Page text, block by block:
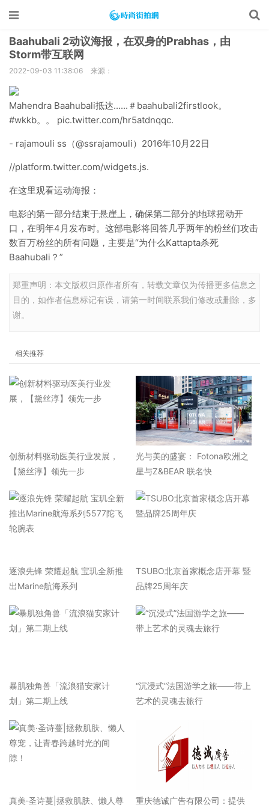
Baahubali 2动议海报，在双身的Prabhas，由
Storm带互联网
2022-09-03 11:38:06 来源：
Mahendra Baahubali抵达......＃baahubali2firstlook。
#wkkb。。 pic.twitter.com/hr5atdnqqc.
- rajamouli ss（@ssrajamouli）2016年10月22日
//platform.twitter.com/widgets.js.
在这里观看运动海报：
电影的第一部分结束于悬崖上，确保第二部分的地球摇动开
口，在明年4月发布时。这部电影将回答几乎两年的粉丝们攻击
数百万粉丝的所有问题，主要是“为什么Kattapta杀死
Baahubali？”
郑重声明：本文版权归原作者所有，转载文章仅为传播更多信息之
目的，如作者信息标记有误，请第一时间联系我们修改或删除，多
谢。
相关推荐
​创新材料驱动医美行业发展，
【黛丝淳】领先一步
光与美的盛宴： Fotona欧洲之
星与Z&BEAR 联名快
逐浪先锋 荣耀起航 宝玑全新推
出Marine航海系列
TSUBO北京首家概念店开幕 暨
品牌25周年庆
暴肌独角兽「流浪猫安家计
划」第二期上线
“沉浸式”法国游学之旅——带上
艺术的灵魂去旅行
真美·圣诗蔓|拯救肌肤、懒人尊 重庆德诚广告有限公司：提供